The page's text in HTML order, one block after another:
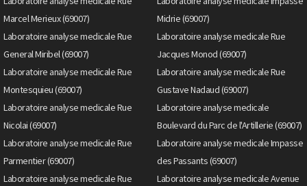
Marcel Merieux (69007)
Midrie (69007)
Laboratoire analyse medicale Rue
General Miribel (69007)
Laboratoire analyse medicale Rue
Jacques Monod (69007)
Laboratoire analyse medicale Rue
Montesquieu (69007)
Laboratoire analyse medicale Rue
Gustave Nadaud (69007)
Laboratoire analyse medicale Rue
Nicolai (69007)
Laboratoire analyse medicale
Boulevard du Parc de l'Artillerie (69007)
Laboratoire analyse medicale Rue
Parmentier (69007)
Laboratoire analyse medicale Impasse
des Passants (69007)
Laboratoire analyse medicale Rue
Laboratoire analyse medicale Avenue